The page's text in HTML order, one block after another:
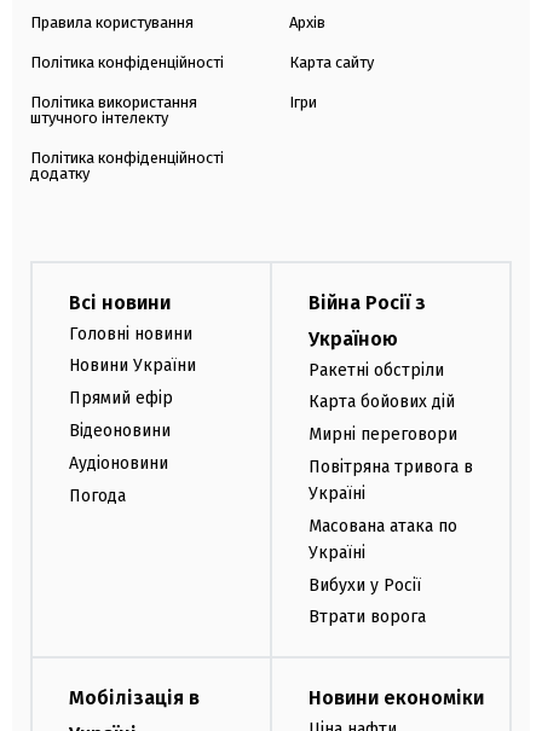
Правила користування
Політика конфіденційності
Політика використання
штучного інтелекту
Політика конфіденційності
додатку
Архів
Карта сайту
Ігри
Всі новини
Головні новини
Новини України
Прямий ефір
Відеоновини
Аудіоновини
Погода
Війна Росії з
Україною
Ракетні обстріли
Карта бойових дій
Мирні переговори
Повітряна тривога в
Україні
Масована атака по
Україні
Вибухи у Росії
Втрати ворога
Мобілізація в
Новини економіки